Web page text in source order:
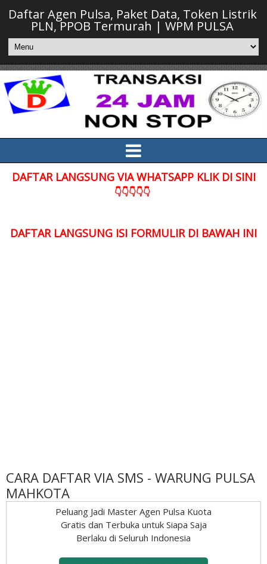
Daftar Agen Pulsa, Paket Data, Token Listrik
PLN, PPOB Termurah | WPM PULSA
DAFTAR LANGSUNG VIA WHATSAPP KLIK DI SINI
👇👇👇👇👇
DAFTAR LANGSUNG ISI FORMULIR DI BAWAH INI
CARA DAFTAR VIA SMS - WARUNG PULSA
MAHKOTA
Peluang Jadi Master Agen Pulsa Kuota
Gratis dan Terbuka untuk Siapa Saja
Berlaku di Seluruh Indonesia